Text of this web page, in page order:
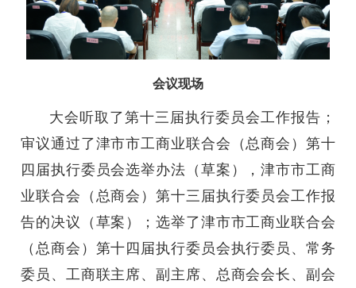
会议现场
大会听取了第十三届执行委员会工作报告；
审议通过了津市市工商业联合会（总商会）第十
四届执行委员会选举办法（草案），津市市工商
业联合会（总商会）第十三届执行委员会工作报
告的决议（草案）；选举了津市市工商业联合会
（总商会）第十四届执行委员会执行委员、常务
委员、工商联主席、副主席、总商会会长、副会